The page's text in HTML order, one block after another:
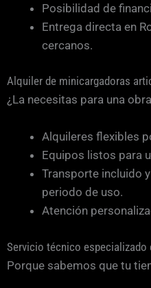
Posibilidad de
Entrega directa en
cercanos.
Alquiler de minicargadoras
¿La necesitas para una
Alquileres flexibles
Equipos listos para
Transporte incluido
periodo de uso.
Atención
Servicio técnico especializado
Porque sabemos que tu